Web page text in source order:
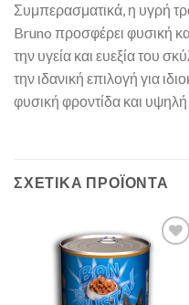
Συμπερασματικά, η υγρή
Bruno προσφέρει φυσική
την υγεία και ευεξία του
την ιδανική επιλογή για
φυσική φροντίδα και υψηλή
ΣΧΕΤΙΚΆ ΠΡΟΪΌΝΤΑ